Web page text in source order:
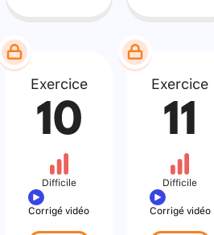
Exercice
10
Difficile
Corrigé vidéo
Exercice
11
Difficile
Corrigé vidéo